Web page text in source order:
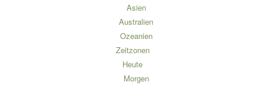
Asien
Australien
Ozeanien
Zeitzonen
Heute
Morgen